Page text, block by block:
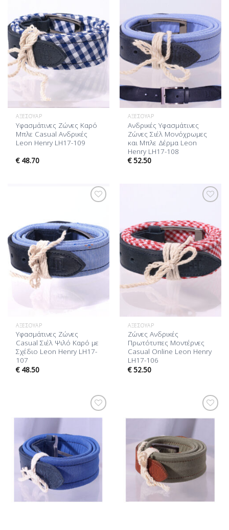
Επιθυμίας
ΑΞΕΣΟΥΆΡ
Υφασμάτινες Ζώνες Καρό
Μπλε Casual Ανδρικές
Leon Henry LH17-109
€48.70
Επιθυμίας
ΑΞΕΣΟΥΆΡ
Ανδρικές Υφασμάτινες
Ζώνες Σιέλ Μονόχρωμες
και Μπλε Δέρμα Leon
Henry LH17-108
€52.50
Επιθυμίας
ΑΞΕΣΟΥΆΡ
Υφασμάτινες Ζώνες
Casual Σιέλ Ψιλό Καρό με
Σχέδιο Leon Henry LH17-
107
€48.50
Επιθυμίας
ΑΞΕΣΟΥΆΡ
Ζώνες Ανδρικές
Πρωτότυπες Μοντέρνες
Casual Online Leon Henry
LH17-106
€52.50
Προσθήκη
Προσθήκη